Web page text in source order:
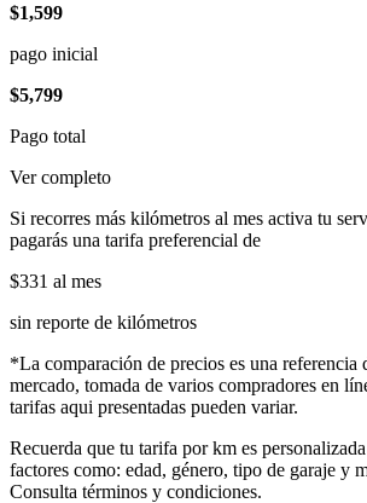
$1,599
pago inicial
$5,799
Pago total
Ver completo
Si recorres más kilómetros al mes activa tu
pagarás una tarifa preferencial de
$331 al mes
sin reporte de kilómetros
*La comparación de precios es una referencia
mercado, tomada de varios compradores en
tarifas aqui presentadas pueden variar.
Recuerda que tu tarifa por km es
factores como: edad, género, tipo de garaje y
Consulta términos y condiciones.